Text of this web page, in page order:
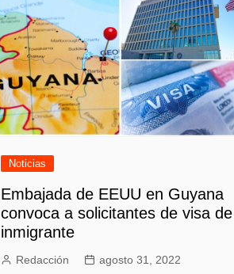
Noticias
Embajada de EEUU en Guyana
convoca a solicitantes de visa de
inmigrante
Redacción agosto 31, 2022